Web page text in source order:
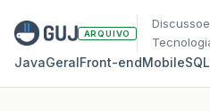
ARQUIVO
JavaGeralFront‑endMobileSQL